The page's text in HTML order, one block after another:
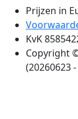
Prijzen in
KvK
Copyright
(20260623